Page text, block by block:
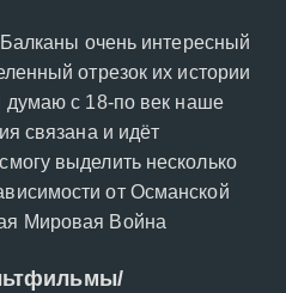
Балканы очень интересный
отрезок их истории
думаю с 18-по век наше
связана и идёт
выделить несколько
от Османской
Мировая Война